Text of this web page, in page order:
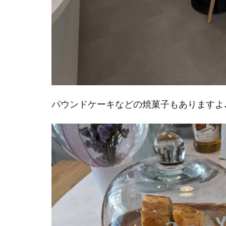
パウンドケーキなどの焼菓子もありますよ